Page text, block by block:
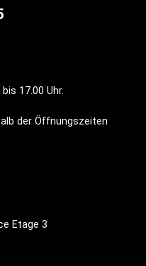
17.00 Uhr.
der Öffnungszeiten
Etage 3